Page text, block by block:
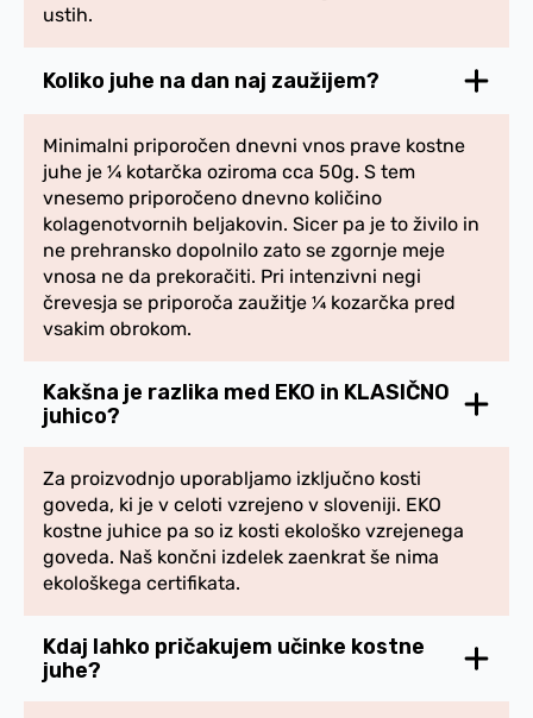
ustih.
Koliko juhe na dan naj zaužijem?
Minimalni priporočen dnevni vnos prave kostne
juhe je ¼ kotarčka oziroma cca 50g. S tem
vnesemo priporočeno dnevno količino
kolagenotvornih beljakovin. Sicer pa je to živilo in
ne prehransko dopolnilo zato se zgornje meje
vnosa ne da prekoračiti. Pri intenzivni negi
črevesja se priporoča zaužitje ¼ kozarčka pred
vsakim obrokom.
Kakšna je razlika med EKO in KLASIČNO
juhico?
Za proizvodnjo uporabljamo izključno kosti
goveda, ki je v celoti vzrejeno v sloveniji. EKO
kostne juhice pa so iz kosti ekološko vzrejenega
goveda. Naš končni izdelek zaenkrat še nima
ekološkega certifikata.
Kdaj lahko pričakujem učinke kostne
juhe?